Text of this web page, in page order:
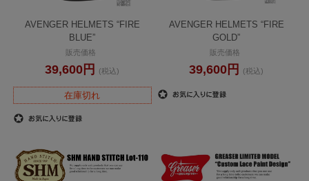
AVENGER HELMETS “FIRE
BLUE”
販売価格
39,600円 (税込)
在庫切れ
AVENGER HELMETS “FIRE
GOLD”
販売価格
39,600円 (税込)